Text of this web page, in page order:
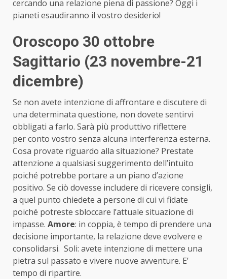
cercando una relazione piena di passione? Oggi i
pianeti esaudiranno il vostro desiderio!
Oroscopo 30 ottobre
Sagittario (23 novembre-21
dicembre)
Se non avete intenzione di affrontare e discutere di
una determinata questione, non dovete sentirvi
obbligati a farlo. Sarà più produttivo riflettere
per conto vostro senza alcuna interferenza esterna.
Cosa provate riguardo alla situazione? Prestate
attenzione a qualsiasi suggerimento dell’intuito
poiché potrebbe portare a un piano d’azione
positivo. Se ciò dovesse includere di ricevere consigli,
a quel punto chiedete a persone di cui vi fidate
poiché potreste sbloccare l’attuale situazione di
impasse. Amore: in coppia, è tempo di prendere una
decisione importante, la relazione deve evolvere e
consolidarsi. Soli: avete intenzione di mettere una
pietra sul passato e vivere nuove avventure. E’
tempo di ripartire.